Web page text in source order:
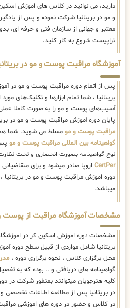
دارید، می توانید در کلاس های اموزش
و مو در بریتانیا شرکت نموده و پس از
معتبر و جهانی از سازمان فنی و حرفه ای،
تراپیست شروع به کار کنید.
آموزشگاه مراقبت پوست و مو در
پس از اتمام دوره مراقبت پوست و مو در
بریتانیا ، شما تمام ابزارها و تکنیک‌های
آسیب‌های پوست و مو را به صورت کاملا
پایان دوره آموزش مراقبت پوست و مو در
مراقبت پوست و مو مسلط می شوید. شما
گواهینامه بین المللی مراقبت پوست و مو
نوع گواهینامه بصورت انحصاری و تحت
CertPer اروپا صادر میشود و برای
دوره اموزش مراقبت پوست و مو در بریتانیا ،
میباشد.
مشخصات آموزشگاه مراقبت از پوست
مشخصات دوره اموزش اسکین کر در
بریتانیا شامل مواردی از قبیل سطح دوره
محل برگزاری کلاس ، نحوه برگزاری دوره ،
گواهینامه های دریافتی و .. بوده که به
کلیه هنرجویان میتوانند بمنظور شرکت در
در بریتانیا پس از مطالعه اطلاعات تخصصی
در کلاس و حضور در دوره های اموزشی